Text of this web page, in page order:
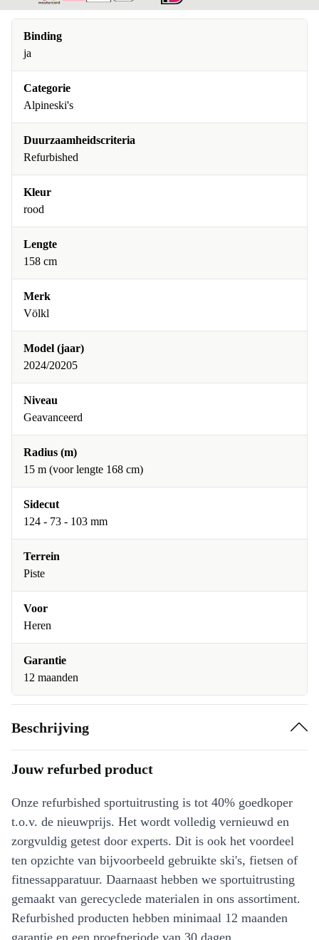
Binding
ja
Categorie
Alpineski's
Duurzaamheidscriteria
Refurbished
Kleur
rood
Lengte
158 cm
Merk
Völkl
Model (jaar)
2024/20205
Niveau
Geavanceerd
Radius (m)
15 m (voor lengte 168 cm)
Sidecut
124 - 73 - 103 mm
Terrein
Piste
Voor
Heren
Garantie
12 maanden
Beschrijving
Jouw refurbed product
Onze refurbished sportuitrusting is tot 40% goedkoper
t.o.v. de nieuwprijs. Het wordt volledig vernieuwd en
zorgvuldig getest door experts. Dit is ook het voordeel
ten opzichte van bijvoorbeeld gebruikte ski's, fietsen of
fitnessapparatuur. Daarnaast hebben we sportuitrusting
gemaakt van gerecyclede materialen in ons assortiment.
Refurbished producten hebben minimaal 12 maanden